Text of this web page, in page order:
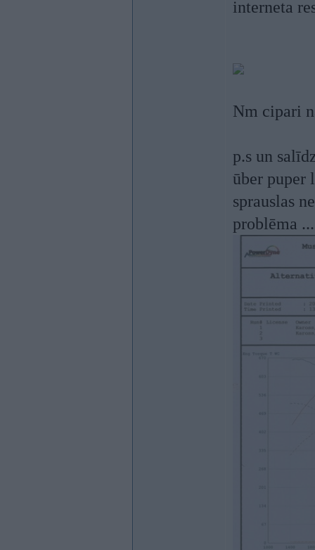
interneta
Nm cipari
p.s un
ūber puper
sprauslas
problēma